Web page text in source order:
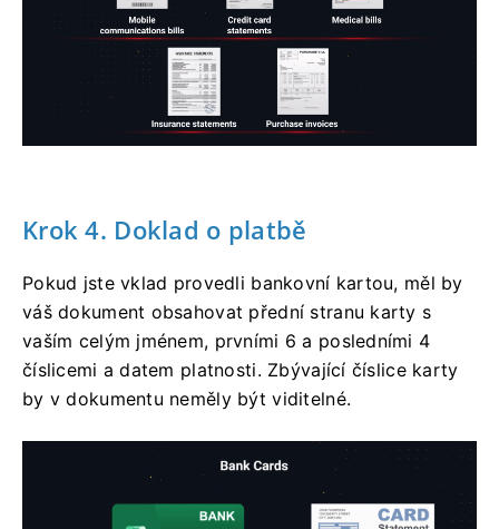
Krok 4. Doklad o platbě
Pokud jste vklad provedli bankovní kartou, měl by
váš dokument obsahovat přední stranu karty s
vaším celým jménem, ​​prvními 6 a posledními 4
číslicemi a datem platnosti. Zbývající číslice karty
by v dokumentu neměly být viditelné.